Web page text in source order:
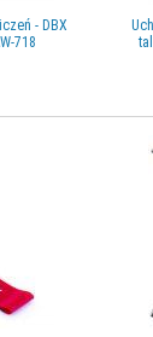
- DBX
718